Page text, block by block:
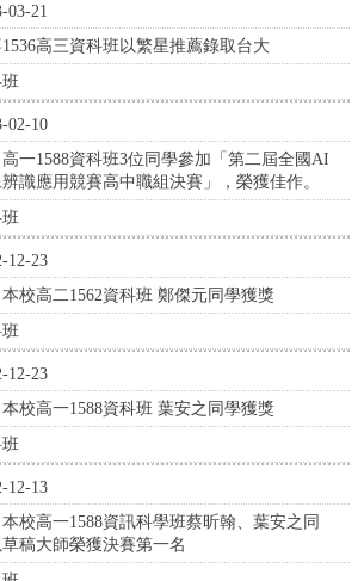
03-21
高三資科班以繁星推薦錄取台大
02-10
一1588資科班3位同學參加「第二屆全國AI
識應用競賽高中職組決賽」，榮獲佳作。
12-23
校高二1562資科班 鄭傑元同學獲獎
12-23
校高一1588資科班 葉安之同學獲獎
12-13
校高一1588資訊科學班蔡昕翰、葉安之同
稿大師榮獲決賽第一名